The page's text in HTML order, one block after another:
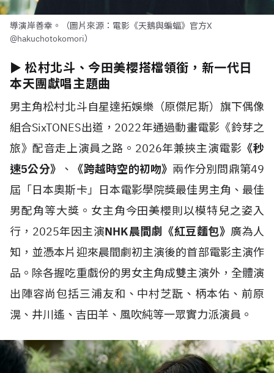
導演岸善幸。（圖片來源：電影《天鵝與蝙蝠》官方X
@hakuchotokomori）
► 松村北斗、今田美櫻搭檔領銜，新一代日
本天團獻唱主題曲
男主角松村北斗自星達拓娛樂（原傑尼斯）旗下偶像
組合SixTONES出道，2022年通過動畫電影《鈴芽之
旅》配音走上演員之路。2026年兼挾主演電影 《秒
速5公分》
、 《跨越時空的初吻》 兩作分別問鼎第49
屆「日本奧斯卡」日本電影學院獎最佳男主角、最佳
男配角等大獎。女主角今田美櫻則以模特兒之姿入
行，2025年因主演NHK晨間劇《紅豆麵包》 廣為人
知，並憑本片迎來晨間劇初主演後的首部電影主演作
品。除各握吃重戲份的男女主角成雙主演外，全體演
出陣容尚包括三浦友和、中村芝翫、柄本佑、前原
滉、井川遙、吉田羊、風吹純等一眾實力派演員。